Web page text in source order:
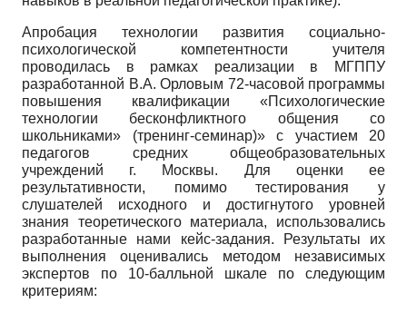
Апробация технологии развития социально-
психологической компетентности учителя
проводилась в рамках реализации в МГППУ
разработанной В.А. Орловым 72-часовой программы
повышения квалификации «Психологические
технологии бесконфликтного общения со
школьниками» (тренинг-семинар)» с участием 20
педагогов средних общеобразовательных
учреждений г. Москвы. Для оценки ее
результативности, помимо тестирования у
слушателей исходного и достигнутого уровней
знания теоретического материала, использовались
разработанные нами кейс-задания. Результаты их
выполнения оценивались методом независимых
экспертов по 10-балльной шкале по следующим
критериям: